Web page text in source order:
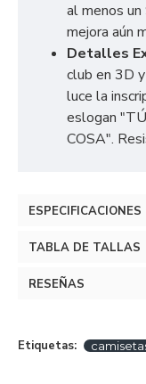
al menos
mejora aún
Detalles
club en 3D
luce la
eslogan
COSA".
ESPECIFICACIONES
TABLA DE TALLAS
RESEÑAS
Etiquetas: